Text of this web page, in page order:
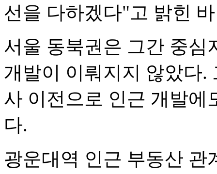
선을 다하겠다"고 밝힌
서울 동북권은 그간 중심
개발이 이뤄지지 않았다.
사 이전으로 인근 개발에
다.
광운대역 인근 부동산